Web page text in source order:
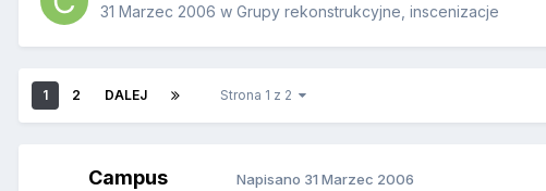
31 Marzec 2006 w Grupy rekonstrukcyjne, inscenizacje
1 2 DALEJ Strona 1 z 2
Campus Napisano 31 Marzec 2006